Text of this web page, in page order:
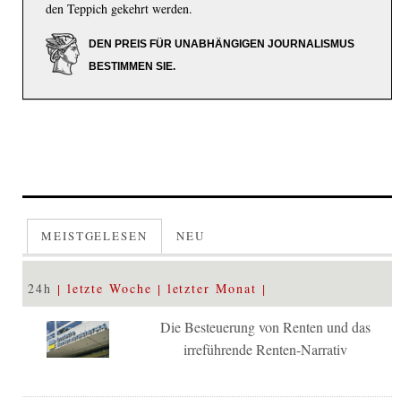
den Teppich gekehrt werden.
DEN PREIS FÜR UNABHÄNGIGEN JOURNALISMUS
BESTIMMEN SIE.
MEISTGELESEN NEU
24h letzte Woche letzter Monat
Die Besteuerung von Renten und das
irreführende Renten-Narrativ